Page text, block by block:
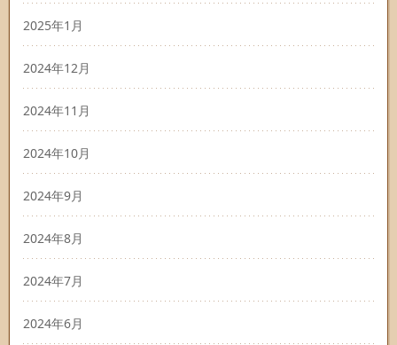
2025年1月
2024年12月
2024年11月
2024年10月
2024年9月
2024年8月
2024年7月
2024年6月